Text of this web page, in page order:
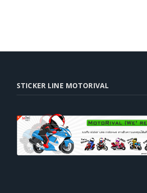
STICKER LINE MOTORIVAL